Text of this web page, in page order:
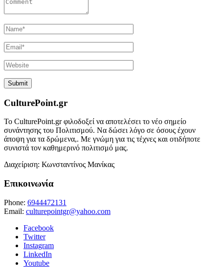
CulturePoint.gr
Το CulturePoint.gr φιλοδοξεί να αποτελέσει το νέο σημείο
συνάντησης του Πολιτισμού. Να δώσει λόγο σε όσους έχουν
άποψη για τα δρώμενα,. Με γνώμη για τις τέχνες και οτιδήποτε
συνιστά τον καθημερινό πολιτισμό μας.
Διαχείριση: Κωνσταντίνος Μανίκας
Επικοινωνία
Phone: 6944472131
Email: culturepointgr@yahoo.com
Facebook
Twitter
Instagram
LinkedIn
Youtube